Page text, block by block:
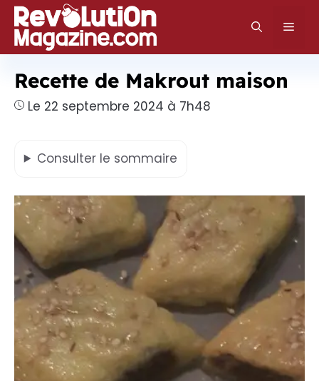
Aller
au
contenu
Recette de Makrout maison
Le 22 septembre 2024 à 7h48
Consulter le sommaire